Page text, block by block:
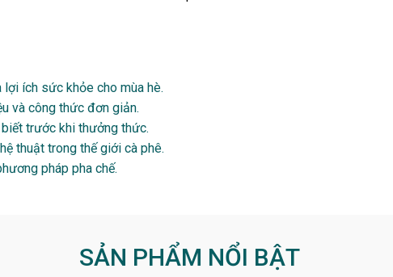
ích sức khỏe cho mùa hè.
và công thức đơn giản.
trước khi thưởng thức.
thuật trong thế giới cà phê.
pháp pha chế.
SẢN PHẨM NỔI BẬT